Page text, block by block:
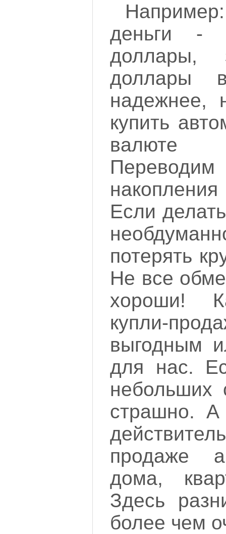
деньги -
доллары,
доллары
надежнее,
купить
валюте
Если
потерять
Не все
хороши!
купли-
выгодным
для нас.
небольших
страшно. А
продаже
дома,
Здесь
более чем